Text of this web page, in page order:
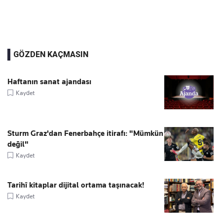
GÖZDEN KAÇMASIN
Haftanın sanat ajandası
Kaydet
Sturm Graz'dan Fenerbahçe itirafı: "Mümkün
değil"
Kaydet
Tarihî kitaplar dijital ortama taşınacak!
Kaydet